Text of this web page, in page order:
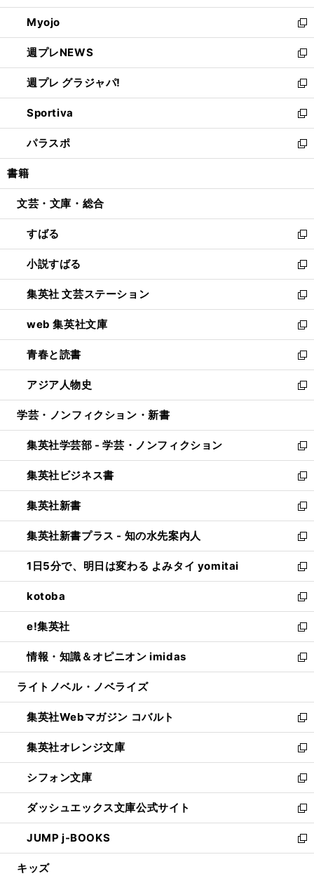
開
く
ウ
で
開
く
ン
ド
ウ
で
開
く
ウ
ィ
ン
ド
ウ
で
開
く
Myojo
新
し
い
ウ
ィ
ン
ド
ウ
で
開
週プレNEWS
新
し
い
ウ
ィ
ン
ド
ウ
開
週プレ グラジャパ!
新
し
い
ウ
ィ
ン
ウ
開
く
Sportiva
新
し
い
ウ
ン
ウ
で
開
く
パラスポ
新
し
ウ
ン
ド
ウ
で
開
く
書籍
文芸・文庫・総合
すばる
新
し
い
ウ
ィ
ン
ド
ウ
で
開
く
小説すばる
新
し
い
ウ
ィ
ン
ド
ウ
で
開
集英社 文芸ステーション
新
し
い
ウ
ィ
ン
ド
ウ
開
く
web 集英社文庫
新
し
い
ウ
ィ
ン
ウ
で
開
く
青春と読書
新
し
い
ウ
ン
ド
ウ
で
開
く
アジア人物史
新
し
ウ
ィ
ン
ド
ウ
で
開
く
学芸・ノンフィクション・新書
集英社学芸部 - 学芸・ノンフィクション
新
し
い
ウ
ィ
ン
ド
ウ
で
開
く
集英社ビジネス書
新
し
い
ウ
ィ
ン
ド
ウ
で
開
く
集英社新書
新
し
い
ウ
ィ
ン
ド
ウ
で
開
く
集英社新書プラス - 知の水先案内人
新
し
い
ウ
ィ
ン
ド
ウ
で
開
1日5分で、明日は変わる よみタイ yomitai
新
し
い
ウ
ィ
ン
ド
ウ
開
く
kotoba
新
し
い
ウ
ィ
ン
ウ
で
開
く
e!集英社
新
し
い
ウ
ン
ド
ウ
で
開
く
情報・知識＆オピニオン imidas
新
し
ウ
ィ
ン
ド
ウ
で
開
く
ライトノベル・ノベライズ
集英社Webマガジン コバルト
新
し
い
ウ
ィ
ン
ド
ウ
で
開
集英社オレンジ文庫
新
し
い
ウ
ィ
ン
ド
ウ
シフォン文庫
新
し
い
ウ
ィ
ン
ダッシュエックス文庫公式サイト
新
し
い
ウ
JUMP j-BOOKS
新
し
キッズ